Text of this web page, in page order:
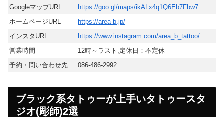
GoogleマップURL
https://goo.gl/maps/ikALx4q1Q6Eb7Fbw7
ホームページURL
https://area-b.jp/
インスタURL
https://www.instagram.com/area_b_tattoo/
営業時間
12時～ラスト,定休日：不定休
予約・問い合わせ先
086-486-2992
ブラック系タトゥーが上手いタトゥースタ
ジオ(彫師)2選